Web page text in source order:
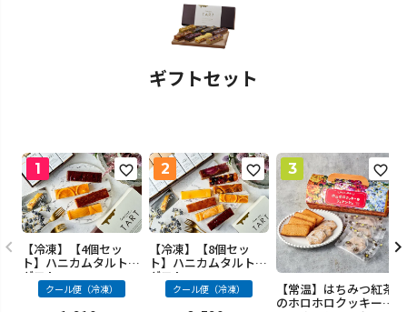
ギフトセット
【冷凍】【4個セッ
ト】ハニカムタルト・
ギフト
クール便（冷凍）
【冷凍】【8個セッ
ト】ハニカムタルト・
ギフト
クール便（冷凍） 【常温】はちみつ紅茶
のホロホロクッキーと